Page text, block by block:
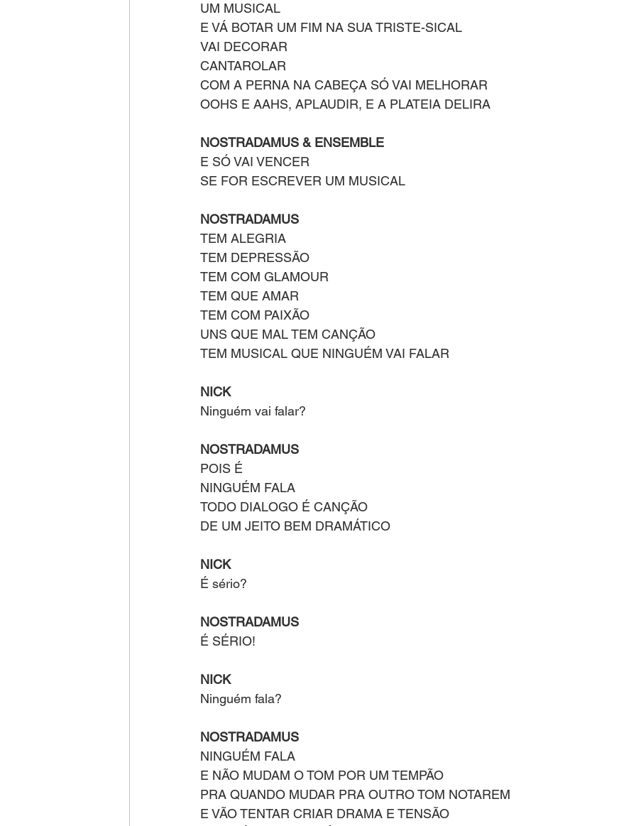
UM MUSICAL
E VÁ BOTAR UM FIM NA SUA TRISTE-SICAL
VAI DECORAR
CANTAROLAR
COM A PERNA NA CABEÇA SÓ VAI MELHORAR
OOHS E AAHS, APLAUDIR, E A PLATEIA DELIRA
NOSTRADAMUS & ENSEMBLE
E SÓ VAI VENCER
SE FOR ESCREVER UM MUSICAL
NOSTRADAMUS
TEM ALEGRIA
TEM DEPRESSÃO
TEM COM GLAMOUR
TEM QUE AMAR
TEM COM PAIXÃO
UNS QUE MAL TEM CANÇÃO
TEM MUSICAL QUE NINGUÉM VAI FALAR
NICK
Ninguém vai falar?
NOSTRADAMUS
POIS É
NINGUÉM FALA
TODO DIALOGO É CANÇÃO
DE UM JEITO BEM DRAMÁTICO
NICK
É sério?
NOSTRADAMUS
É SÉRIO!
NICK
Ninguém fala?
NOSTRADAMUS
NINGUÉM FALA
E NÃO MUDAM O TOM POR UM TEMPÃO
PRA QUANDO MUDAR PRA OUTRO TOM NOTAREM
E VÃO TENTAR CRIAR DRAMA E TENSÃO